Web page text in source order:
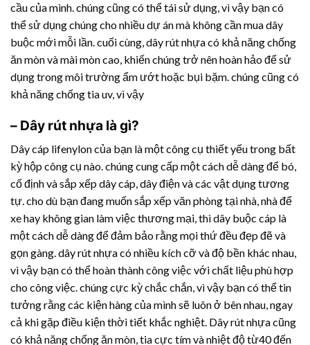
cầu của mình. chúng cũng có thể tái sử dụng, vì vậy bạn có
thể sử dụng chúng cho nhiều dự án mà không cần mua dây
buộc mới mỗi lần. cuối cùng,dây rút nhựacó khả năng chống
ăn mòn và mài mòn cao, khiến chúng trở nên hoàn hảo để sử
dụng trong môi trường ẩm ướt hoặc bụi bặm. chúng cũng có
khả năng chống tia uv, vì vậy
– Dây rút nhựa là gì?
Dây cáp lifenylon của bạn là một công cụ thiết yếu trong bất
kỳ hộp công cụ nào. chúng cung cấp một cách dễ dàng để bó,
cố định và sắp xếp dây cáp, dây điện và các vật dụng tương
tự. cho dù bạn đang muốn sắp xếp văn phòng tại nhà, nhà để
xe hay không gian làm việc thương mại, thì dây buộc cáp là
một cách dễ dàng để đảm bảo rằng mọi thứ đều đẹp đẽ và
gọn gàng.dây rút nhựacó nhiều kích cỡ và độ bền khác nhau,
vì vậy bạn có thể hoàn thành công việc với chất liệu phù hợp
cho công việc. chúng cực kỳ chắc chắn, vì vậy bạn có thể tin
tưởng rằng các kiện hàng của mình sẽ luôn ở bên nhau, ngay
cả khi gặp điều kiện thời tiết khắc nghiệt. Dây rút nhựacũng
có khả năng chống ăn mòn, tia cực tím và nhiệt độ từ40 đến